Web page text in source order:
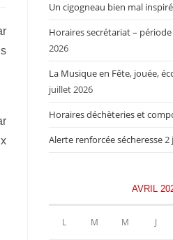
Un cigogneau bien mal
Horaires secrétariat –
2026
La Musique en Fête, jouée,
juillet 2026
Horaires déchèteries et
Alerte renforcée sécheresse2
AVRIL
L M M J